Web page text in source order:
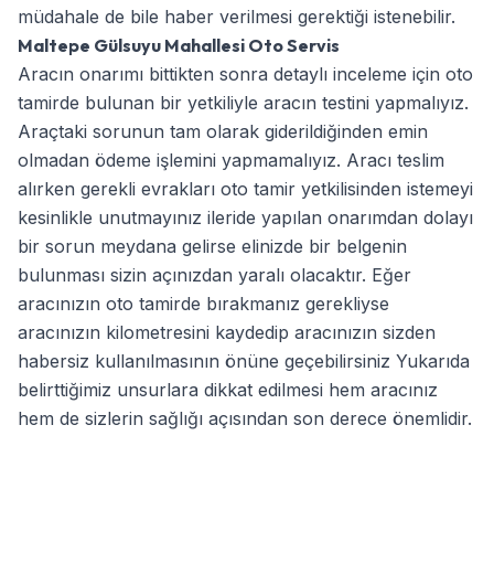
müdahale de bile haber verilmesi gerektiği istenebilir.
Maltepe Gülsuyu Mahallesi Oto Servis
Aracın onarımı bittikten sonra detaylı inceleme için oto
tamirde bulunan bir yetkiliyle aracın testini yapmalıyız.
Araçtaki sorunun tam olarak giderildiğinden emin
olmadan ödeme işlemini yapmamalıyız. Aracı teslim
alırken gerekli evrakları oto tamir yetkilisinden istemeyi
kesinlikle unutmayınız ileride yapılan onarımdan dolayı
bir sorun meydana gelirse elinizde bir belgenin
bulunması sizin açınızdan yaralı olacaktır. Eğer
aracınızın oto tamirde bırakmanız gerekliyse
aracınızın kilometresini kaydedip aracınızın sizden
habersiz kullanılmasının önüne geçebilirsiniz Yukarıda
belirttiğimiz unsurlara dikkat edilmesi hem aracınız
hem de sizlerin sağlığı açısından son derece önemlidir.